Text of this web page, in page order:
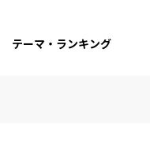
テーマ・ランキング